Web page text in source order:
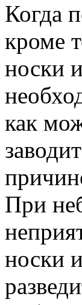
Когда
кроме
носки
как
При
носки